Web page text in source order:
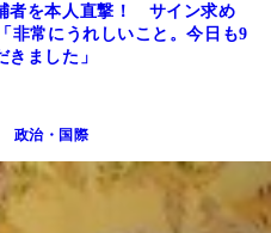
者を本人直撃！ サイン求め
非常にうれしいこと。今日も9
ました」
政治・国際